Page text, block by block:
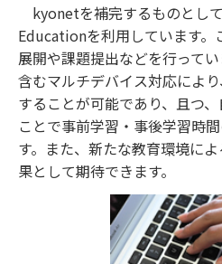
kyonetを補完するものとし
Educationを利用しています。
展開や課題提出などを行って
含むマルチデバイス対応によ
することが可能であり、且つ
ことで事前学習・事後学習時
す。また、新たな教育環境に
果として期待できます。